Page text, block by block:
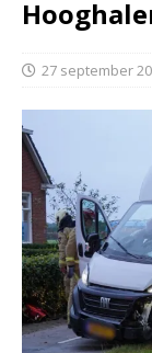
27 september